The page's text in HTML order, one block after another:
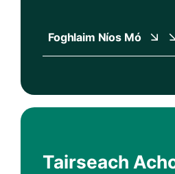
Foghlaim Níos Mó
Tairseach